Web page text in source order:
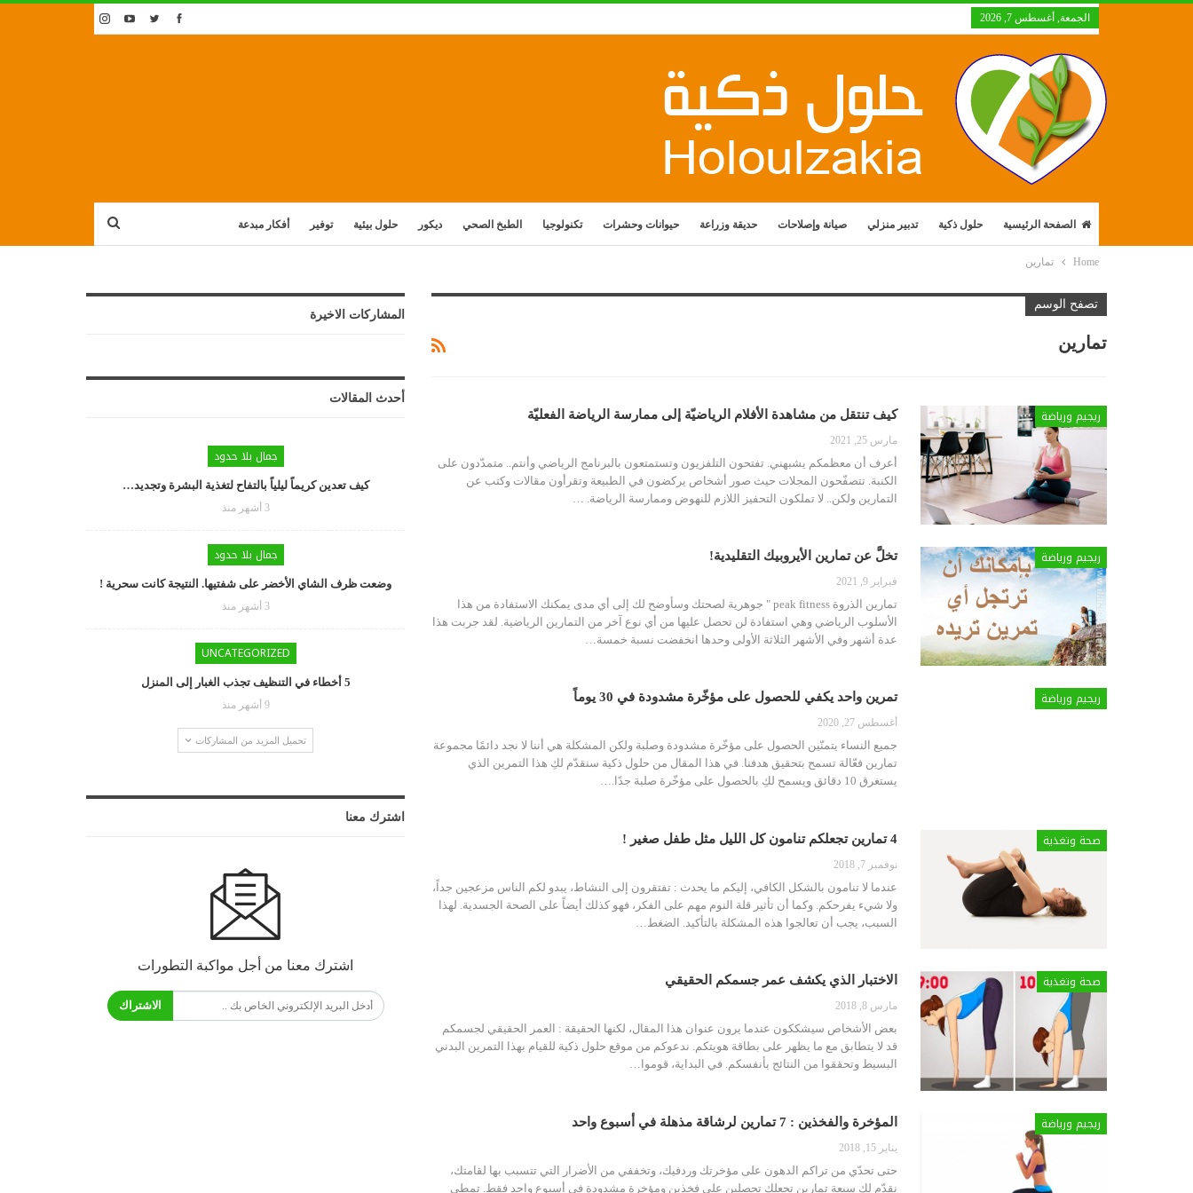
الجمعة, أغسطس 7, 2026
الصفحة الرئيسية حلول ذكية تدبير منزلي صيانة وإصلاحات حديقة وزراعة حيوانات وحشرات تكنولوجيا الطبخ الصحي ديكور حلول بيئية توفير أفكار مبدعة
Home تمارين
تصفح الوسم
تمارين
ريجيم ورياضة كيف تنتقل من مشاهدة الأفلام الرياضيّة إلى ممارسة الرياضة الفعليّة
مارس 25, 2021
أعرف أن معظمكم يشبهني. تفتحون التلفزيون وتستمتعون بالبرنامج الرياضي وأنتم.. متمدّدون على
الكنبة. تتصفّحون المجلات حيث صور أشخاص يركضون في الطبيعة وتقرأون مقالات وكتب عن
التمارين ولكن.. لا تملكون التحفيز اللازم للنهوض وممارسة الرياضة.
ريجيم ورياضة تخلَّ عن تمارين الأيروبيك التقليدية!
فبراير 9, 2021
تمارين الذروة peak fitness " جوهرية لصحتك وسأوضح لك إلى أي مدى يمكنك الاستفادة من هذا
الأسلوب الرياضي وهي استفادة لن تحصل عليها من أي نوع آخر من التمارين الرياضية. لقد جربت هذا
عدة أشهر وفي الأشهر الثلاثة الأولى وحدها انخفضت نسبة خمسة…
ريجيم ورياضة تمرين واحد يكفي للحصول على مؤخّرة مشدودة في 30 يوماً
أغسطس 27, 2020
جميع النساء يتمنّين الحصول على مؤخّرة مشدودة وصلبة ولكن المشكلة هي أننا لا نجد دائمًا مجموعة
تمارين فعّالة تسمح بتحقيق هدفنا. في هذا المقال من حلول ذكية سنقدّم لكِ هذا التمرين الذي
يستغرق 10 دقائق ويسمح لكِ بالحصول على مؤخّرة صلبة جدًا.
…
صحة وتغذية 4 تمارين تجعلكم تنامون كل الليل مثل طفل صغير !
نوفمبر 7, 2018
عندما لا تنامون بالشكل الكافي، إليكم ما يحدث : تفتقرون إلى النشاط، يبدو لكم الناس مزعجين جداً،
ولا شيء يفرحكم. وكما أن تأثير قلة النوم مهم على الفكر، فهو كذلك أيضاً على الصحة الجسدية. لهذا
السبب، يجب أن تعالجوا هذه المشكلة بالتأكيد. الضغط…
صحة وتغذية الاختبار الذي يكشف عمر جسمكم الحقيقي
مارس 8, 2018
بعض الأشخاص سيشككون عندما يرون عنوان هذا المقال، لكنها الحقيقة : العمر الحقيقي لجسمكم
قد لا يتطابق مع ما يظهر على بطاقة هويتكم. ندعوكم من موقع حلول ذكية للقيام بهذا التمرين البدني
البسيط وتحققوا من النتائج بأنفسكم. في البداية، قوموا…
ريجيم ورياضة المؤخرة والفخذين : 7 تمارين لرشاقة مذهلة في أسبوع واحد
يناير 15, 2018
حتى تحدّي من تراكم الدهون على مؤخرتك وردفيك، وتخففي من الأضرار التي تتسبب بها لقامتك،
نقدّم لك سبعة تمارين تجعلك تحصلين على فخذين ومؤخرة مشدودة في أسبوع واحد فقط. تمطي
المشاركات الاخيرة
أحدث المقالات
جمال بلا حدود
كيف تعدين كريماً ليلياً بالتفاح لتغذية البشرة وتجديد…
3 أشهر منذ
جمال بلا حدود
وضعت ظرف الشاي الأخضر على شفتيها. النتيجة كانت سحرية !
3 أشهر منذ
UNCATEGORIZED
5 أخطاء في التنظيف تجذب الغبار إلى المنزل
9 أشهر منذ
تحميل المزيد من المشاركات
اشترك معنا
اشترك معنا من أجل مواكبة التطورات
الاشتراك